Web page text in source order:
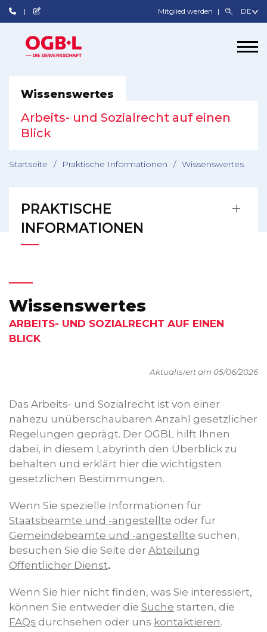
Mitglied werden
Wissenswertes
Arbeits- und Sozialrecht auf einen
Blick
Startseite / Praktische Informationen / Wissenswertes
PRAKTISCHE
INFORMATIONEN
Wissenswertes
ARBEITS- UND SOZIALRECHT AUF EINEN
BLICK
Aktualisiert am 05/06/2026
Das Arbeits- und Sozialrecht ist von einer
nahezu unüberschaubaren Anzahl gesetzlicher
Regelungen geprägt. Der OGBL hilft Ihnen
dabei, in diesem Labyrinth den Überblick zu
behalten und erklärt hier die wichtigsten
gesetzlichen Bestimmungen.
Wenn Sie spezielle Informationen für
Staatsbeamte und -angestellte oder für
Gemeindebeamte und -angestellte suchen,
besuchen Sie die Seite der Abteilung
Öffentlicher Dienst.
Wenn Sie hier nicht finden, was Sie interessiert,
können Sie entweder die Suche starten, die
FAQs durchsehen oder uns kontaktieren.